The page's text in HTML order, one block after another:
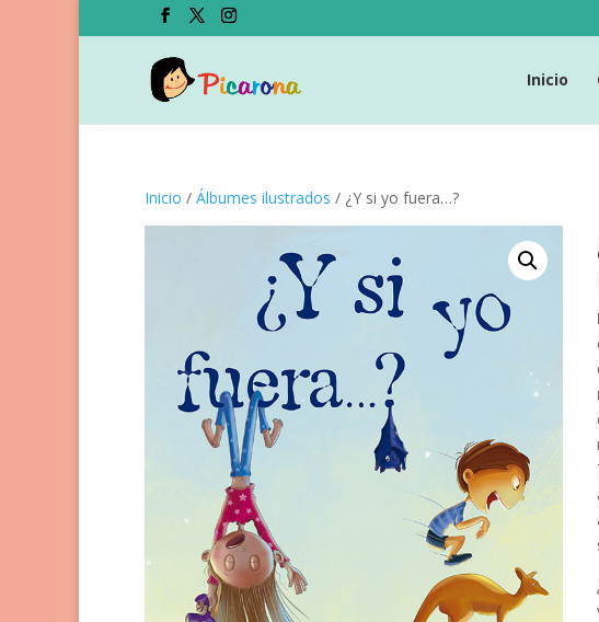
Inicio
Inicio / Álbumes ilustrados / ¿Y si yo fuera…?